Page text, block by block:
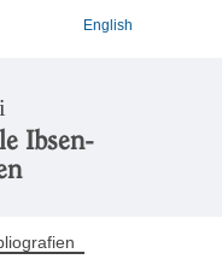
English
Ibsen-